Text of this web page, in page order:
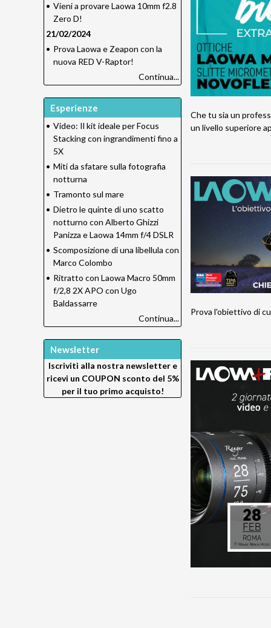
Che tu sia un
un livello superiore
Prova l'obiettivo di
• Vieni a provare Laowa 10mm f2.8
Zero D!
21/02/2024
• Prova Laowa e Zeapon con la
nuova RED V-Raptor!
Continua...
Esperienze
• Video: Il kit ideale per Focus
Stacking con ingrandimenti fino a
5X
• Miti da sfatare sulla fotografia
notturna
• Tramonto sul mare
• Dietro le quinte di uno scatto
notturno con Alberto Ghizzi
Panizza e Laowa 14mm f/4 DSLR
• Scomposizione di una libellula con
Marco Colombo
• Ritratto con Laowa Macro 50mm
f/2,8 2X APO con Ugo
Baldassarre
Continua...
Newsletter
Iscriviti alla nostra newsletter e
ricevi un COUPON sconto del 5%
per il tuo primo acquisto!